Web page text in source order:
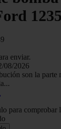
enviar.
08/2026
son la
para comprobar